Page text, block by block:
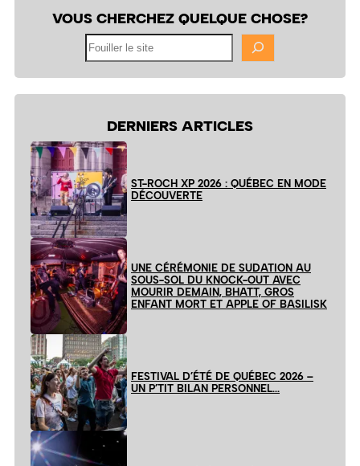
VOUS CHERCHEZ QUELQUE CHOSE?
DERNIERS ARTICLES
ST-ROCH XP 2026 : QUÉBEC EN MODE
DÉCOUVERTE
UNE CÉRÉMONIE DE SUDATION AU
SOUS-SOL DU KNOCK-OUT AVEC
MOURIR DEMAIN, BHATT, GROS
ENFANT MORT ET APPLE OF BASILISK
FESTIVAL D’ÉTÉ DE QUÉBEC 2026 –
UN P’TIT BILAN PERSONNEL…